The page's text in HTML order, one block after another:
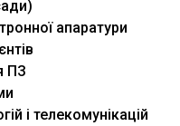
апаратури
ПЗ
і телекомунікацій